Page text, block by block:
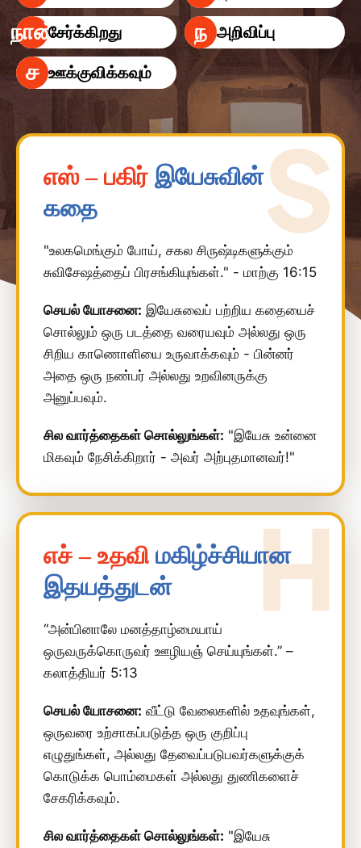
நான்சேர்க்கிறது ந அறிவிப்பு
ச ஊக்குவிக்கவும்
எஸ் – பகிர்இயேசுவின்
கதை
"உலகமெங்கும் போய், சகல சிருஷ்டிகளுக்கும்
சுவிசேஷத்தைப் பிரசங்கியுங்கள்." - மாற்கு 16:15
செயல் யோசனை: இயேசுவைப் பற்றிய கதையைச்
சொல்லும் ஒரு படத்தை வரையவும் அல்லது ஒரு
சிறிய காணொளியை உருவாக்கவும் - பின்னர்
அதை ஒரு நண்பர் அல்லது உறவினருக்கு
அனுப்பவும்.
சில வார்த்தைகள் சொல்லுங்கள்: "இயேசு உன்னை
மிகவும் நேசிக்கிறார் - அவர் அற்புதமானவர்!"
எச் – உதவி மகிழ்ச்சியான
இதயத்துடன்
“அன்பினாலே மனத்தாழ்மையாய்
ஒருவருக்கொருவர் ஊழியஞ் செய்யுங்கள்.” –
கலாத்தியர் 5:13
செயல் யோசனை: வீட்டு வேலைகளில் உதவுங்கள்,
ஒருவரை உற்சாகப்படுத்த ஒரு குறிப்பு
எழுதுங்கள், அல்லது தேவைப்படுபவர்களுக்குக்
கொடுக்க பொம்மைகள் அல்லது துணிகளைச்
சேகரிக்கவும்.
சில வார்த்தைகள் சொல்லுங்கள்: "இயேசு